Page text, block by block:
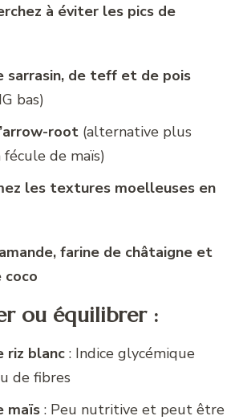
à éviter les pics de
sarrasin, de teff et de pois
bas)
root (alternative plus
fécule de maïs)
les textures moelleuses en
farine de châtaigne et
coco
ou équilibrer :
riz blanc : Indice glycémique
de fibres
maïs : Peu nutritive et peut être